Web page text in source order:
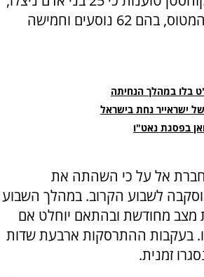
מתוך 67 שנכחו על המטוס, בהם 62 נוסעים וחמישה
בלו במהלך הנחיתה
בפסגת נאט"ו
חברת אל על כי השהתה את
לשבוע הקרוב. במהלך השבוע
מחודשת ובהתאם יוחלט אם
בעקבות ההתרסקות ארבעת שדות
זמנית.